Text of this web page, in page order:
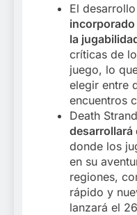
El
incorporado
la
críticas de
juego, lo
elegir entre
encuentros
Death
desarrollará
donde los
en su
regiones,
rápido y
lanzará el